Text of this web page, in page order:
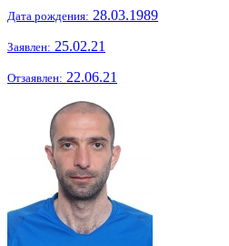
Дата рождения: 28.03.1989
Заявлен: 25.02.21
Отзаявлен: 22.06.21